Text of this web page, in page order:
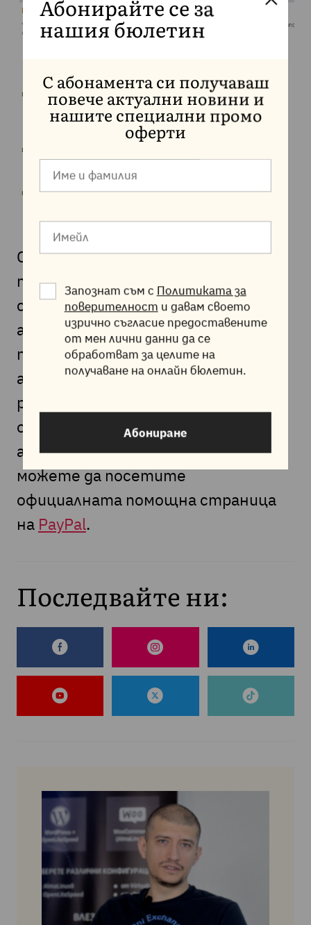
След завършване на тази стъпка,
търговеца, при който имате
създаден автоматичен
абонамент, повече няма да
получава плащания от Вас, освен
ако не извършите тази операция
ръчно. За повече информация
относно прекратяване на
автоматичните плащания
можете да посетите
официалната помощна страница
на PayPal.
Последвайте ни:
Абонирайте се за
нашия бюлетин
С абонамента си получаваш
повече актуални новини и
нашите специални промо
оферти
Запознат съм с Политиката за
поверителност и давам своето
изрично съгласие предоставените
от мен лични данни да се
обработват за целите на
получаване на онлайн бюлетин.
Абониране